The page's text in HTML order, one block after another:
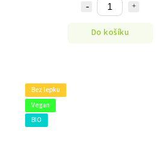
Do košíku
Bez lepku
Vegan
BIO